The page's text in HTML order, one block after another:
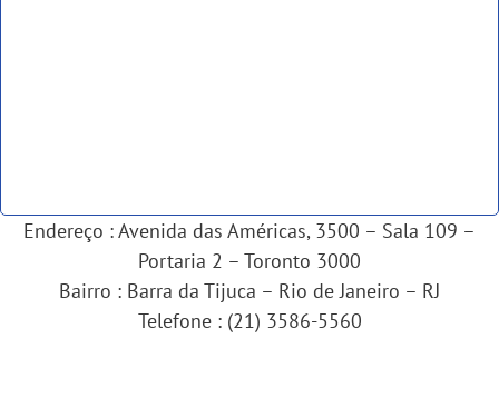
Endereço : Avenida das Américas, 3500 – Sala 109 –
Portaria 2 – Toronto 3000
Bairro : Barra da Tijuca – Rio de Janeiro – RJ
Telefone : (21) 3586-5560